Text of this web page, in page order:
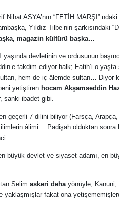
Nihat ASYA’nın “FETİH MARŞI” ndaki
Yıldız Tilbe’nin şarkısındaki
magazin kültürü başka…
yaşında devletinin ve ordusunun
takdim ediyor halk; Fatih’i o
hem de iç âlemde sultan… Diyor
yetiştiren hocam Akşamseddin
sanki ibadet gibi.
geçerli 7 dilini biliyor (Farsça, Arapça,
âlimi… Padişah olduktan sonra
büyük devlet ve siyaset adamı, en
Selim askeri dehayönüyle, Kanuni,
yaklaşmışlar fakat ona